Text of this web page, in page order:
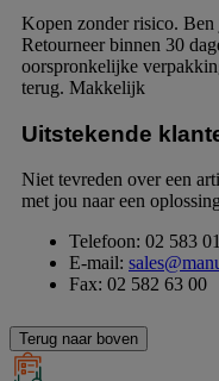
Kopen zonder risico. Ben
Retourneer binnen 30
oorspronkelijke
terug. Makkelijk
Uitstekende
Niet tevreden over een
met jou naar een
Telefoon: 02 583
E-mail:
Fax: 02 582 63 00
Terug naar boven